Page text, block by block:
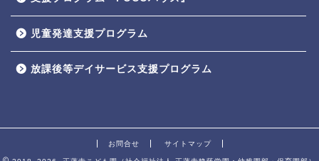
児童発達支援プログラム
放課後等デイサービス支援プログラム
お問合せ サイトマップ